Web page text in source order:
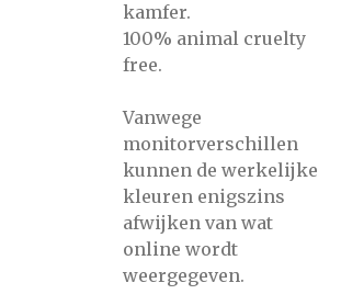
kamfer.
100% animal cruelty
free.
Vanwege
monitorverschillen
kunnen de werkelijke
kleuren enigszins
afwijken van wat
online wordt
weergegeven.